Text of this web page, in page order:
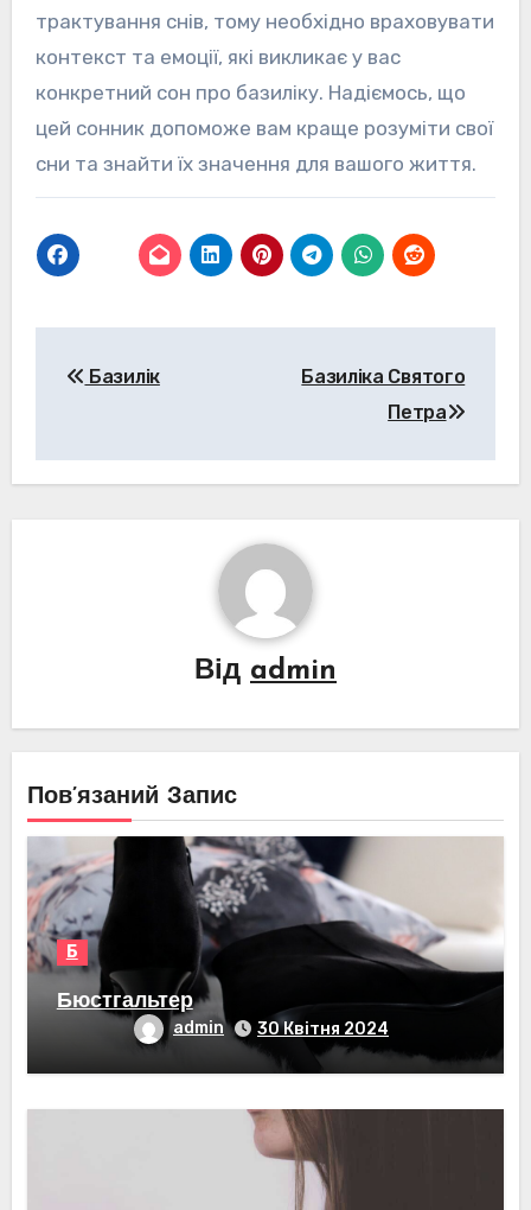
трактування снів, тому необхідно враховувати
контекст та емоції, які викликає у вас
конкретний сон про базиліку. Надіємось, що
цей сонник допоможе вам краще розуміти свої
сни та знайти їх значення для вашого життя.
записів
Базилік
Базиліка Святого
Петра
Від admin
Пов’язаний Запис
Б
Бюстгальтер
admin 30 Квітня 2024